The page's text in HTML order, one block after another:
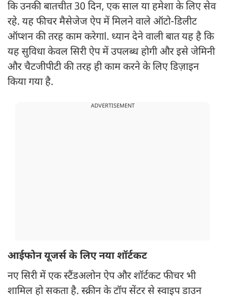
कि उनकी बातचीत 30 दिन, एक साल या हमेशा के लिए सेव
रहे. यह फीचर मैसेजेज ऐप में मिलने वाले ऑटो-डिलीट
ऑप्शन की तरह काम करेगाl. ध्यान देने वाली बात यह है कि
यह सुविधा केवल सिरी ऐप में उपलब्ध होगी और इसे जेमिनी
और चैटजीपीटी की तरह ही काम करने के लिए डिज़ाइन
किया गया है.
ADVERTISEMENT
आईफोन यूजर्स के लिए नया शॉर्टकट
नए सिरी में एक स्टैंडअलोन ऐप और शॉर्टकट फीचर भी
शामिल हो सकता है. स्क्रीन के टॉप सेंटर से स्वाइप डाउन